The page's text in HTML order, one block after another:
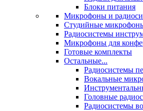
Блоки питания
Микрофоны и
Студийные
Радиосистемы
Микрофоны для
Готовые комплекты
Остальные...
Радиосистемы
Вокальные
Головные
Радиосистемы